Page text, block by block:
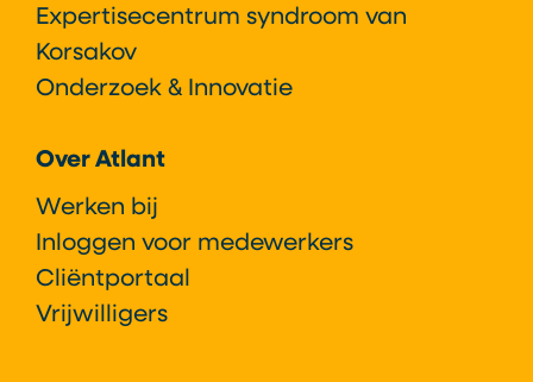
Expertisecentrum syndroom van
Korsakov
Onderzoek & Innovatie
Over Atlant
Werken bij
Inloggen voor medewerkers
Cliëntportaal
Vrijwilligers